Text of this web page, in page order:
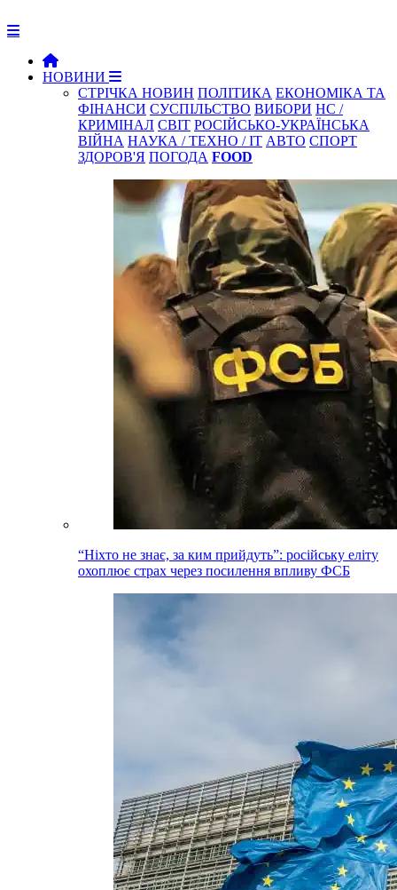
НОВИНИ
СТРІЧКА НОВИН ПОЛІТИКА ЕКОНОМІКА ТА
ФІНАНСИ СУСПІЛЬСТВО ВИБОРИ НС /
КРИМІНАЛ СВІТ РОСІЙСЬКО-УКРАЇНСЬКА
ВІЙНА НАУКА / ТЕХНО / IT АВТО СПОРТ
ЗДОРОВ'Я ПОГОДА FOOD
“Ніхто не знає, за ким прийдуть”: російську еліту
охоплює страх через посилення впливу ФСБ